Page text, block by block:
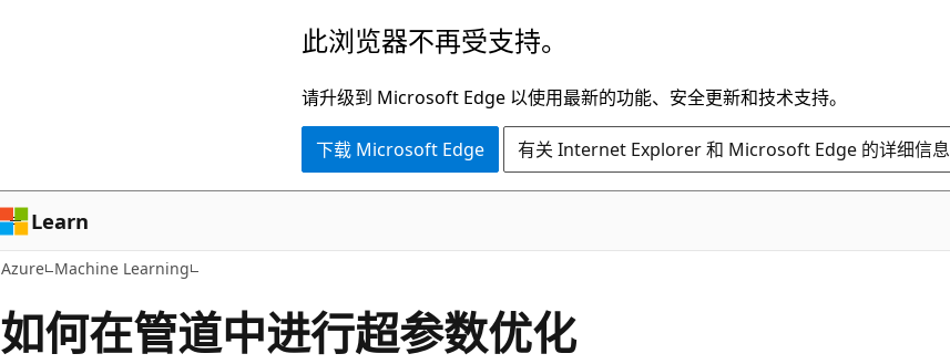
容
此浏览器不再受支持。
请升级到 Microsoft Edge 以使用最新的功能、安全更新和技术支持。
下载 Microsoft Edge 有关 Internet Explorer 和 Microsoft Edge 的详细信息
Learn
Azure Machine Learning
如何在管道中进行超参数优化